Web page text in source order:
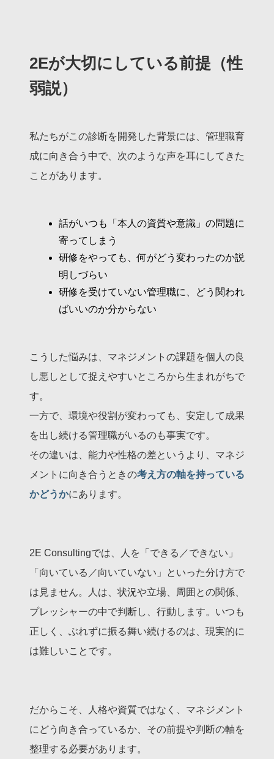
2Eが大切にしている前提（性
弱説）
私たちがこの診断を開発した背景には、管理職育
成に向き合う中で、次のような声を耳にしてきた
ことがあります。
話がいつも「本人の資質や意識」の問題に
寄ってしまう
研修をやっても、何がどう変わったのか説
明しづらい
研修を受けていない管理職に、どう関われ
ばいいのか分からない
こうした悩みは、マネジメントの課題を個人の良
し悪しとして捉えやすいところから生まれがちで
す。
一方で、環境や役割が変わっても、安定して成果
を出し続ける管理職がいるのも事実です。
その違いは、能力や性格の差というより、マネジ
メントに向き合うときの考え方の軸を持っている
かどうかにあります。
2E Consultingでは、人を「できる／できない」
「向いている／向いていない」といった分け方で
は見ません。人は、状況や立場、周囲との関係、
プレッシャーの中で判断し、行動します。いつも
正しく、ぶれずに振る舞い続けるのは、現実的に
は難しいことです。
だからこそ、人格や資質ではなく、マネジメント
にどう向き合っているか、その前提や判断の軸を
整理する必要があります。